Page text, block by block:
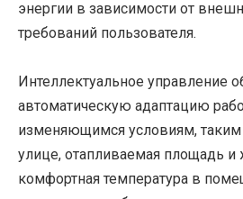
энергии в зависимости от
требований пользователя.
Интеллектуальное управление
автоматическую адаптацию
изменяющимся условиям, таким
улице, отапливаемая площадь и
комфортная температура в